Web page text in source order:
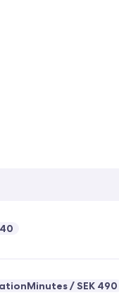
SEK 490